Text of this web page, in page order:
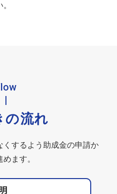
の流れ
するよう助成金の申請か
ます。